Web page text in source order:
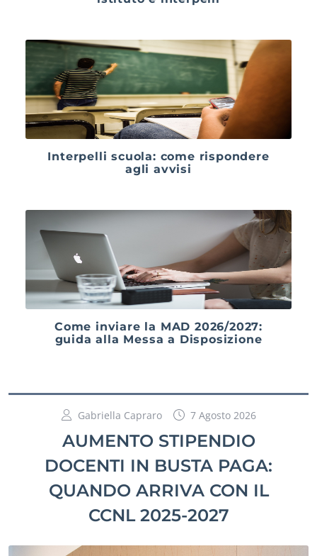
Interpelli scuola: come rispondere
agli avvisi
Come inviare la MAD 2026/2027:
guida alla Messa a Disposizione
Gabriella Capraro 7 Agosto 2026
AUMENTO STIPENDIO
DOCENTI IN BUSTA PAGA:
QUANDO ARRIVA CON IL
CCNL 2025-2027